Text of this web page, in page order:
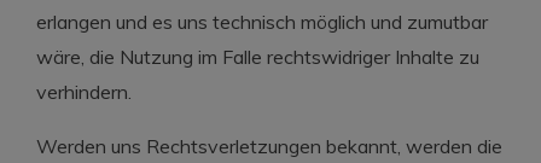
erlangen und es uns technisch möglich und zumutbar
wäre, die Nutzung im Falle rechtswidriger Inhalte zu
verhindern.
Werden uns Rechtsverletzungen bekannt, werden die